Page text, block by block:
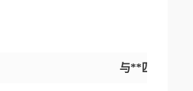
与**匹配交易